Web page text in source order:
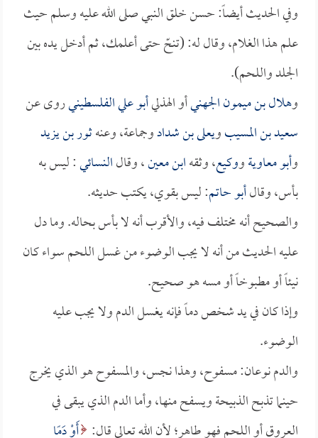
وفي الحديث أيضاً: حسن خلق النبي صلى الله عليه وسلم حيث
علم هذا الغلام، وقال له: (تنحّ حتى أعلمك، ثم أدخل يده بين
الجلد واللحم).
وهلال بن ميمون الجهنيأو الهذليأبو علي الفلسطينيروى عن
سعيد بن المسيبويعلى بن شدادوجماعة، وعنهثور بن يزيد
وأبو معاويةووكيع، وثقهابن معين، وقالالنسائي: ليس به
بأس، وقالأبو حاتم: ليس بقوي، يكتب حديثه.
والصحيح أنه مختلف فيه، والأقرب أنه لا بأس بحاله. وما دل
عليه الحديث من أنه لا يجب الوضوء من غسل اللحم سواء كان
نيئاً أو مطبوخاً أو مسه هو صحيح.
وإذا كان في يد شخص دماً فإنه يغسل الدم ولا يجب عليه
الوضوء.
والدم نوعان: مسفوح، وهذا نجس، والمسفوح هو الذي يخرج
حينما تذبح الذبيحة ويسفح منها، وأما الدم الذي يبقى في
العروق أو اللحم فهو طاهر؛ لأن الله تعالى قال: أَوْ دَمًا